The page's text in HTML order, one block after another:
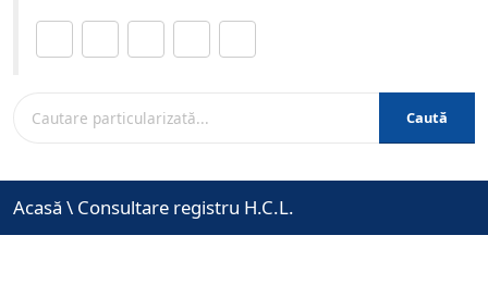
Caută
Acasă \ Consultare registru H.C.L.